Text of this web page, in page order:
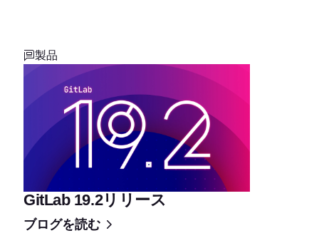
製品
GitLab 19.2リリース
ブログを読む